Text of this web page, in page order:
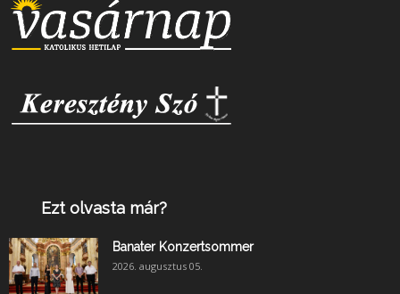
Ezt olvasta már?
Banater Konzertsommer
2026. augusztus 05.